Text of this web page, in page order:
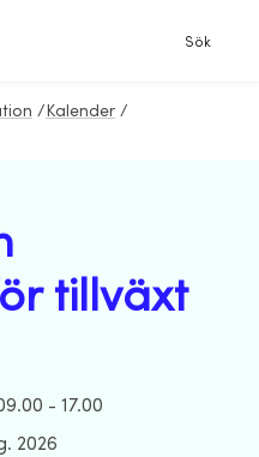
Sök
/ Kalender /
tillväxt
- 17.00
2026